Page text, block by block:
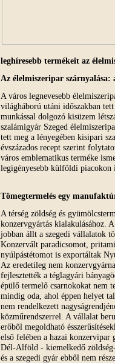
leghíresebb termékeit az
Az élelmiszeripar szárnyalása:
A város legnevesebb
világháború utáni időszakban
munkással dolgozó kisüzem
szalámigyár Szeged
tett meg a lényegében kisipari
évszázados recept szerint
város emblematikus terméke
legigényesebb külföldi piacokon
Tömegtermelés egy
A térség zöldség és
konzervgyártás kialakulásához.
jobban állt a szegedi vállalatok
Konzervált paradicsomot,
nyúlpástétomot is exportáltak
Az eredetileg nem
fejlesztették a téglagyári
épülő termelő csarnokokat nem
mindig oda, ahol éppen helyet
nem rendelkezett
közműrendszerrel. A vállalat
erőből megoldható
első felében a hazai konzervipar
Dél-Alföld - kiemelkedő
és a szegedi gyár ebből nem